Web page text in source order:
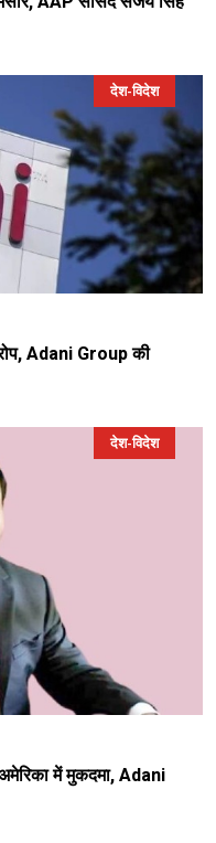
देश-विदेश
Adani Group की
देश-विदेश
में मुकदमा, Adani